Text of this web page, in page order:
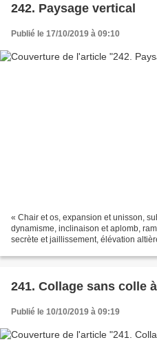
242. Paysage vertical
Publié le 17/10/2019 à 09:10
« Chair et os, expansion et unisson,
dynamisme, inclinaison et aplomb,
secrète et jaillissement, élévation
241. Collage sans colle
Publié le 10/10/2019 à 09:19